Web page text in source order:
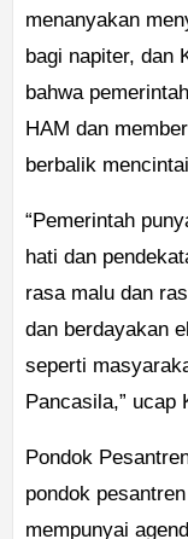
menanyakan
bagi napiter, dan
bahwa
HAM dan
berbalik
“Pemerintah
hati dan
rasa malu dan
dan berdayakan
seperti
Pancasila,” ucap
Pondok
pondok
mempunyai